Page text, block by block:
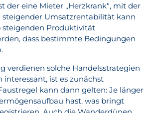
der eine Mieter „Herzkrank“, mit der
steigender Umsatzrentabilität kann
steigenden Produktivität
dass bestimmte Bedingungen
verdienen solche Handelsstrategien
interessant, ist es zunächst
kann dann gelten: Je länger
hast, was bringt